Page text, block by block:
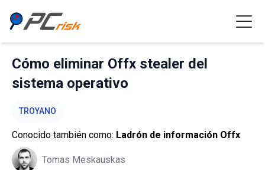
Cómo eliminar Offx stealer del
sistema operativo
TROYANO
Conocido también como: Ladrón de información Offx
Tomas Meskauskas